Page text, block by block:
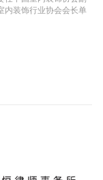
内装饰行业协会会长单